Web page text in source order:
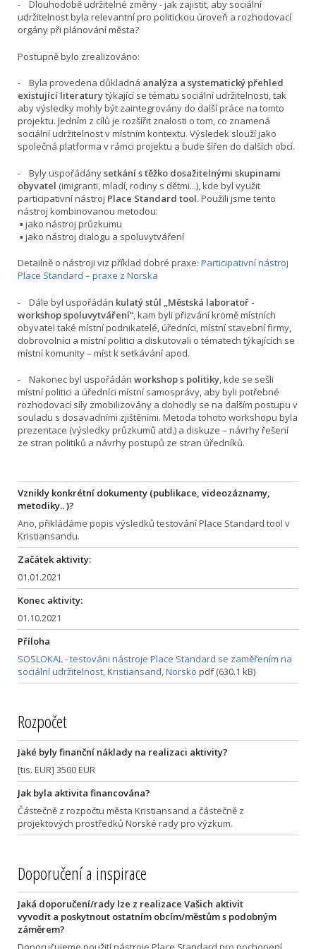
- Dlouhodobě udržitelné změny - jak zajistit, aby sociální
udržitelnost byla relevantní pro politickou úroveň a rozhodovací
orgány při plánování města?
Postupně bylo zrealizováno:
- Byla provedena důkladná analýza a systematický přehled
existující literaturytýkající se tématu sociální udržitelnosti, tak
aby výsledky mohly být zaintegrovány do další práce na tomto
projektu. Jedním z cílů je rozšířit znalosti o tom, co znamená
sociální udržitelnost v místním kontextu. Výsledek slouží jako
společná platforma v rámci projektu a bude šířen do dalších obcí.
- Byly uspořádánysetkání s těžko dosažitelnými skupinami
obyvatel (imigranti, mladí, rodiny s dětmi...), kde byl využit
participativní nástroj Place Standard tool. Použili jsme tento
nástroj kombinovanou metodou:
▪ jako nástroj průzkumu
▪ jako nástroj dialogu a spoluvytváření
Detailně o nástroji viz příklad dobré praxe: Participativní nástroj
Place Standard – praxe z Norska
- Dále byl uspořádán kulatý stůl „Městská laboratoř -
workshop spoluvytváření“ , kam byli přizvání kromě místních
obyvatel také místní podnikatelé, úředníci, místní stavební firmy,
dobrovolníci a místní politici a diskutovali o tématech týkajících se
místní komunity – míst k setkávání apod.
- Nakonec byl uspořádán workshop s politiky, kde se sešli
místní politici a úředníci místní samosprávy, aby byli potřebné
rozhodovací síly zmobilizovány a dohodly se na dalším postupu v
souladu s dosavadními zjištěními. Metoda tohoto workshopu byla
prezentace (výsledky průzkumů atd.) a diskuze – návrhy řešení
ze stran politiků a návrhy postupů ze stran úředníků.
Vznikly konkrétní dokumenty (publikace, videozáznamy,
metodiky.. )?
Ano, přikládáme popis výsledků testování Place Standard tool v
Kristiansandu.
Začátek aktivity:
01.01.2021
Konec aktivity:
01.10.2021
Příloha
SOSLOKAL - testováni nástroje Place Standard se zaměřením na
sociální udržitelnost, Kristiansand, Norsko pdf (630.1 kB)
Rozpočet
Jaké byly finanční náklady na realizaci aktivity?
[tis. EUR] 3500 EUR
Jak byla aktivita financována?
Částečně z rozpočtu města Kristiansand a částečně z
projektových prostředků Norské rady pro výzkum.
Doporučení a inspirace
Jaká doporučení/rady lze z realizace Vašich aktivit
vyvodit a poskytnout ostatním obcím/městům s podobným
záměrem?